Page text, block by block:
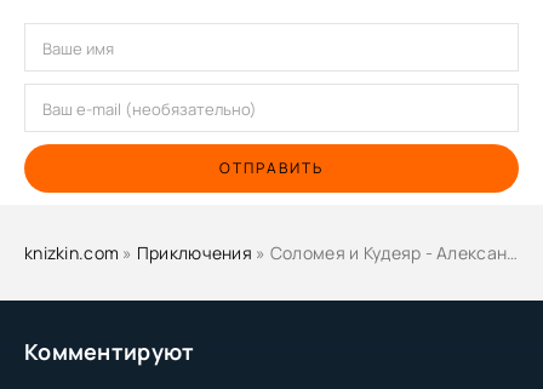
Комментируют
ОТПРАВИТЬ
knizkin.com » Приключения » Соломея и Кудеяр - Александр Прозоров